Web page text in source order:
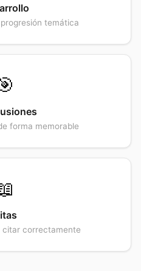
temática
forma memorable
citar correctamente